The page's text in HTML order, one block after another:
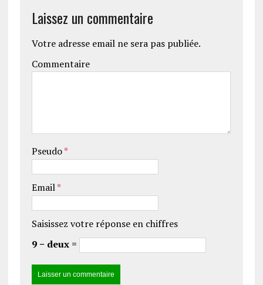
Laissez un commentaire
Votre adresse email ne sera pas publiée.
Commentaire
Pseudo*
Email*
Saisissez votre réponse en chiffres
9 − deux =